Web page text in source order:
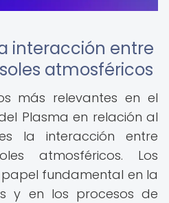
interacción entre
atmosféricos
más relevantes en el
Plasma en relación al
la interacción entre
atmosféricos. Los
fundamental en la
y en los procesos de